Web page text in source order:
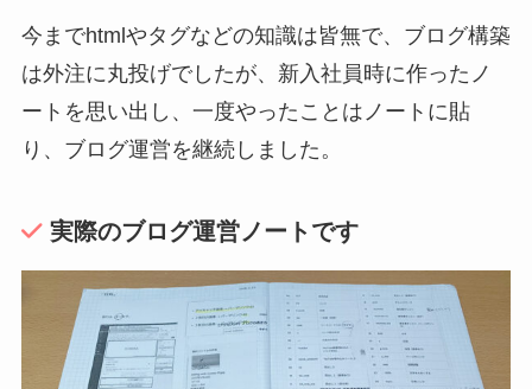
今までhtmlやタグなどの知識は皆無で、ブログ構築
は外注に丸投げでしたが、新入社員時に作ったノ
ートを思い出し、一度やったことはノートに貼
り、ブログ運営を継続しました。
実際のブログ運営ノートです